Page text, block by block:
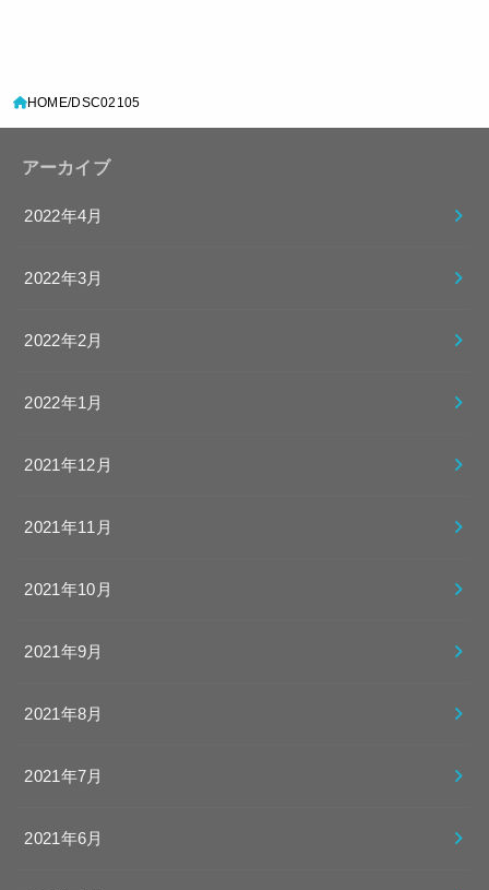
HOME DSC02105
アーカイブ
2022年4月
2022年3月
2022年2月
2022年1月
2021年12月
2021年11月
2021年10月
2021年9月
2021年8月
2021年7月
2021年6月